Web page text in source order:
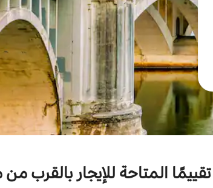
المتاحة للإيجار بالقرب